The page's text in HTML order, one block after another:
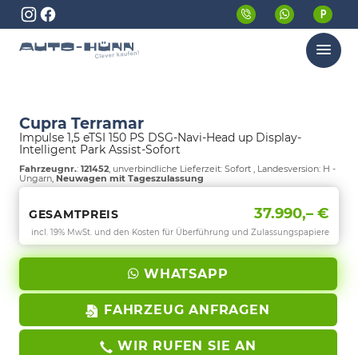
Menü
Cupra Terramar
Impulse 1,5 eTSI 150 PS DSG-Navi-Head up Display-
Intelligent Park Assist-Sofort
Fahrzeugnr.: 121452, unverbindliche Lieferzeit: Sofort , Landesversion: H -
Ungarn, Neuwagen mit Tageszulassung
GESAMTPREIS 37.990,– €
incl. 19% MwSt. und den Kosten für Überführung und Zulassungspapiere
WHATSAPP
FAHRZEUG ANFRAGEN
WIR RUFEN SIE AN